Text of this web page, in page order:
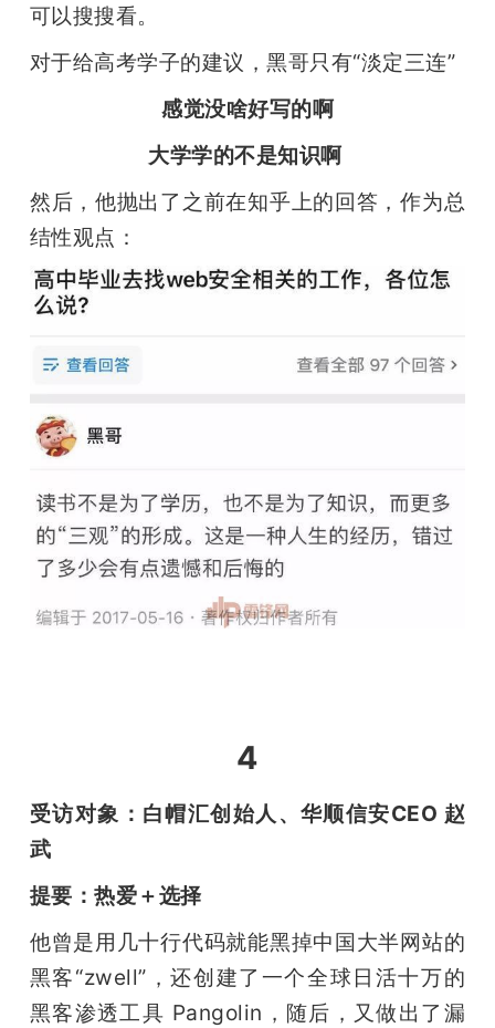
可以搜搜看。
对于给高考学子的建议，黑哥只有“淡定三连”
感觉没啥好写的啊
大学学的不是知识啊
然后，他抛出了之前在知乎上的回答，作为总
结性观点：
4
受访对象：白帽汇创始人、华顺信安CEO 赵
武
提要：热爱＋选择
他曾是用几十行代码就能黑掉中国大半网站的
黑客“zwell”，还创建了一个全球日活十万的
黑客渗透工具 Pangolin，随后，又做出了漏